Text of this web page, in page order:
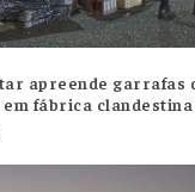
apreende garrafas
fábrica clandestina